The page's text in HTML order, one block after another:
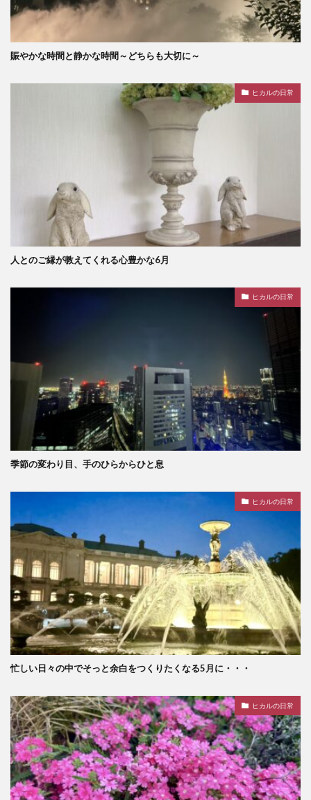
賑やかな時間と静かな時間～どちらも大切に～
ヒカルの日常
人とのご縁が教えてくれる心豊かな6月
ヒカルの日常
季節の変わり目、手のひらからひと息
ヒカルの日常
忙しい日々の中でそっと余白をつくりたくなる5月に・・・
ヒカルの日常